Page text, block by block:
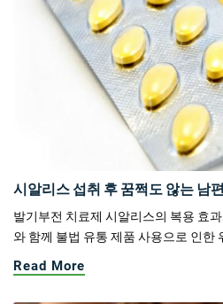
시알리스 섭취 후 꿈쩍도 않는 남
발기부전 치료제 시알리스의 복용 효
와 함께 불법 유통 제품 사용으로 인한
Read More